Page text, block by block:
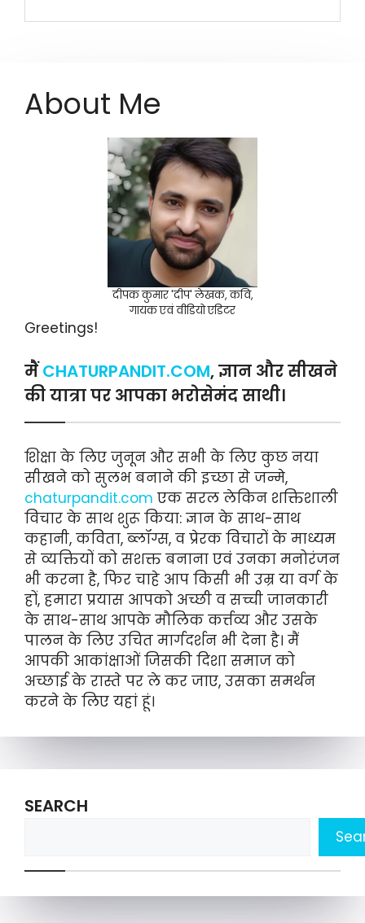
About Me
दीपक कुमार 'दीप' लेखक, कवि,
गायक एवं वीडियो एडिटर
Greetings!
मैं CHATURPANDIT.COM, ज्ञान और सीखने
की यात्रा पर आपका भरोसेमंद साथी।
शिक्षा के लिए जुनून और सभी के लिए कुछ नया
सीखने को सुलभ बनाने की इच्छा से जन्मे,
chaturpandit.com एक सरल लेकिन शक्तिशाली
विचार के साथ शुरू किया: ज्ञान के साथ-साथ
कहानी, कविता, ब्लॉग्स, व प्रेरक विचारों के माध्यम
से व्यक्तियों को सशक्त बनाना एवं उनका मनोरंजन
भी करना है, फिर चाहे आप किसी भी उम्र या वर्ग के
हों, हमारा प्रयास आपको अच्छी व सच्ची जानकारी
के साथ-साथ आपके मौलिक कर्त्तव्य और उसके
पालन के लिए उचित मार्गदर्शन भी देना है। मैं
आपकी आकांक्षाओं जिसकी दिशा समाज को
अच्छाई के रास्ते पर ले कर जाए, उसका समर्थन
करने के लिए यहां हूं।
SEARCH